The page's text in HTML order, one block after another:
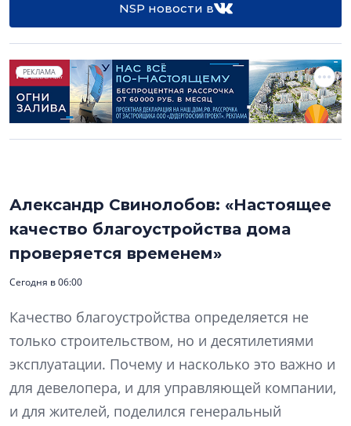
NSP новости в
РЕКЛАМА
Александр Свинолобов: «Настоящее
качество благоустройства дома
проверяется временем»
Сегодня в 06:00
Качество благоустройства определяется не
только строительством, но и десятилетиями
эксплуатации. Почему и насколько это важно и
для девелопера, и для управляющей компании,
и для жителей, поделился генеральный